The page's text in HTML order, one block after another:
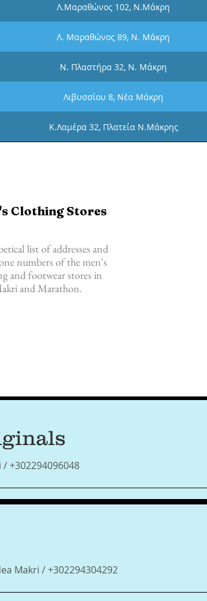
Λ.Μαραθώνος 102, Ν.Μάκρη
Λ. Μαραθώνος 89, Ν. Μάκρη
Ν. Πλαστήρα 32, Ν. Μάκρη
Λιβυσσίου 8, Νέα Μάκρη
Κ.Λαμέρα 32, Πλατεία Ν.Μάκρης
Clothing Stores
list of addresses and
numbers of the men's
and footwear stores in
and Marathon.
+302294096048
Makri / +302294304292